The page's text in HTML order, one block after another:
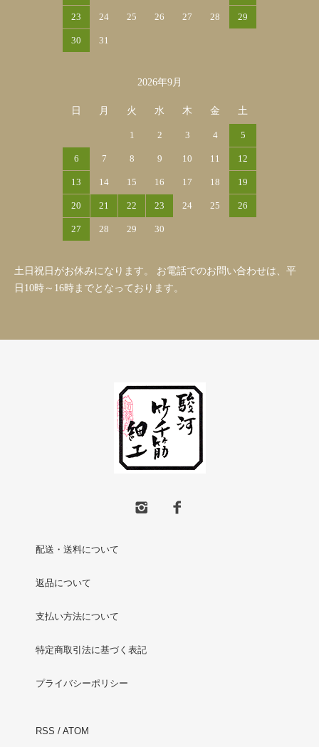
23 24 25 26 27 28 29
30 31
2026年9月
日 月 火 水 木 金 土
1 2 3 4 5
6 7 8 9 10 11 12
13 14 15 16 17 18 19
20 21 22 23 24 25 26
27 28 29 30
土日祝日がお休みになります。 お電話でのお問い合わせは、平
日10時～16時までとなっております。
配送・送料について
返品について
支払い方法について
特定商取引法に基づく表記
プライバシーポリシー
RSS / ATOM